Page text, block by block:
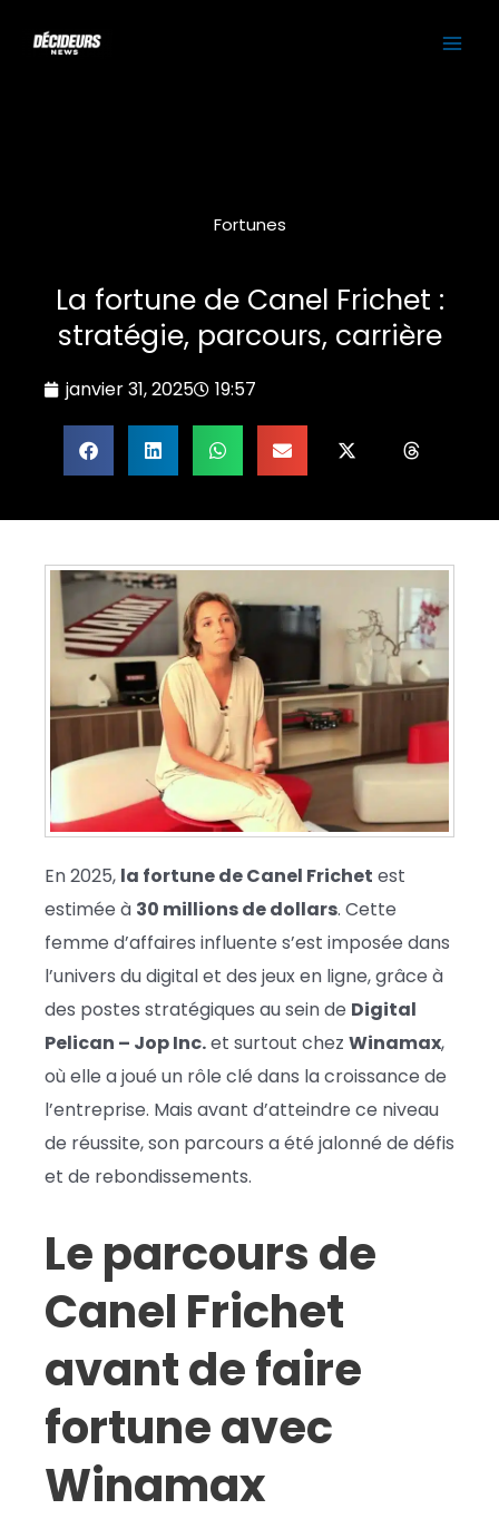
Fortunes
La fortune de Canel Frichet :
stratégie, parcours, carrière
janvier 31, 2025 19:57
En 2025, la fortune de Canel Frichet est
estimée à 30 millions de dollars. Cette
femme d’affaires influente s’est imposée dans
l’univers du digital et des jeux en ligne, grâce à
des postes stratégiques au sein de Digital
Pelican – Jop Inc.et surtout chez Winamax,
où elle a joué un rôle clé dans la croissance de
l’entreprise. Mais avant d’atteindre ce niveau
de réussite, son parcours a été jalonné de défis
et de rebondissements.
Le parcours de
Canel Frichet
avant de faire
fortune avec
Winamax